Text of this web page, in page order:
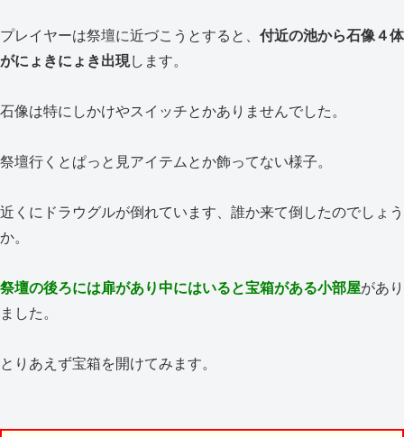
プレイヤーは祭壇に近づこうとすると、 付近の池から石像４体
がにょきにょき出現します。
石像は特にしかけやスイッチとかありませんでした。
祭壇行くとぱっと見アイテムとか飾ってない様子。
近くにドラウグルが倒れています、誰か来て倒したのでしょう
か。
祭壇の後ろには扉があり中にはいると宝箱がある小部屋があり
ました。
とりあえず宝箱を開けてみます。